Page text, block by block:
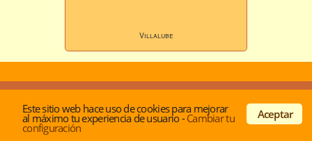
Este sitio web hace uso de cookies para mejorar
al máximo tu experiencia de usuario-Cambiar tu
configuración
Aceptar
Villalube
privacidad y cookies|Contactar